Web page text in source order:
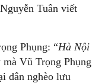
Tuân viết
Phụng: “Hà Nội
Vũ Trọng Phụng
dân nghèo lưu